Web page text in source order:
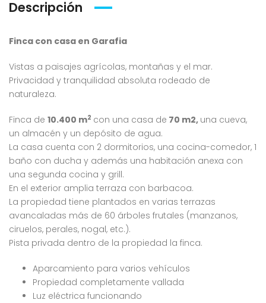
Descripción
Finca con casa en Garafia
Vistas a paisajes agrícolas, montañas y el mar.
Privacidad y tranquilidad absoluta rodeado de
naturaleza.
Finca de 10.400 m2 con una casa de 70 m2, una cueva,
un almacén y un depósito de agua.
La casa cuenta con 2 dormitorios, una cocina-comedor, 1
baño con ducha y además una habitación anexa con
una segunda cocina y grill.
En el exterior amplia terraza con barbacoa.
La propiedad tiene plantados en varias terrazas
avancaladas más de 60 árboles frutales (manzanos,
ciruelos, perales, nogal, etc.).
Pista privada dentro de la propiedad la finca.
Aparcamiento para varios vehículos
Propiedad completamente vallada
Luz eléctrica funcionando